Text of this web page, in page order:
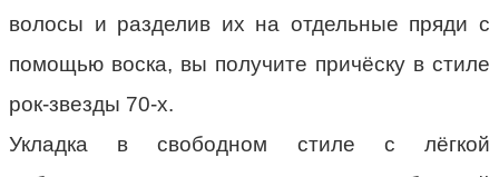
волосы и разделив их на отдельные пряди с
помощью воска, вы получите причёску в стиле
рок-звезды 70-х.
Укладка в свободном стиле с лёгкой